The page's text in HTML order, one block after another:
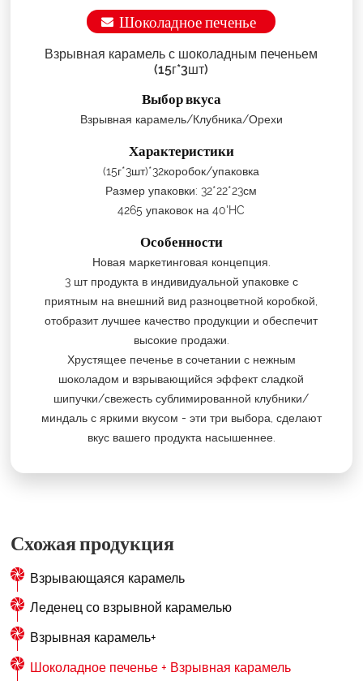
Шоколадное печенье
Взрывная карамель с шоколадным печеньем
(15г*3шт)
Выбор вкуса
Взрывная карамель/Клубника/Орехи
Характеристики
(15г*3шт)*32коробок/упаковка
Размер упаковки: 32*22*23см
4265 упаковок на 40'HC
Особенности
Новая маркетинговая концепция.
3 шт продукта в индивидуальной упаковке с
приятным на внешний вид разноцветной коробкой,
отобразит лучшее качество продукции и обеспечит
высокие продажи.
Хрустящее печенье в сочетании с нежным
шоколадом и взрывающийся эффект сладкой
шипучки/свежесть сублимированной клубники/
миндаль с яркими вкусом - эти три выбора, сделают
вкус вашего продукта насышеннее.
Схожая продукция
Взрывающаяся карамель
Леденец со взрывной карамелью
Взрывная карамель+
Шоколадное печенье + Взрывная карамель